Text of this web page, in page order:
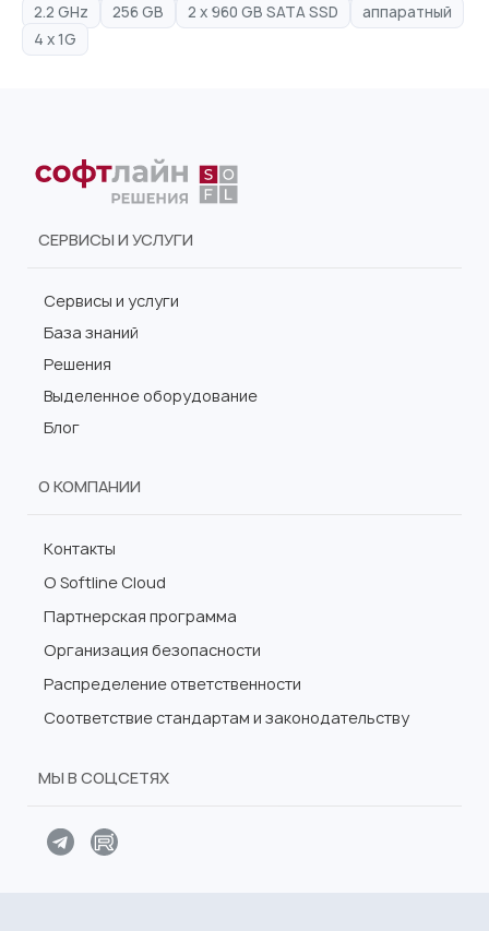
2.2 GHz
256 GB 2 x 960 GB SATA SSD
аппаратный
4 x 1G
СЕРВИСЫ И УСЛУГИ
Сервисы и услуги
База знаний
Решения
Выделенное оборудование
Блог
О КОМПАНИИ
Контакты
О Softline Cloud
Партнерская программа
Организация безопасности
Распределение ответственности
Соответствие стандартам и законодательству
МЫ В СОЦСЕТЯХ